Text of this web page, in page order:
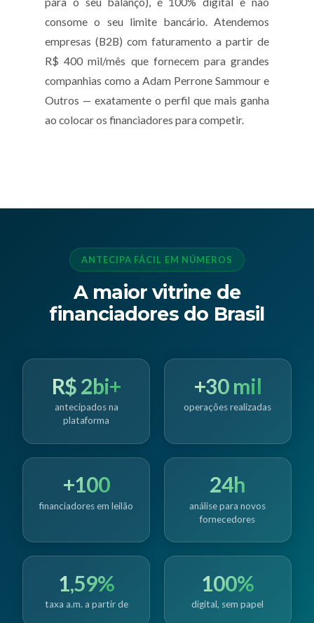
consome o seu limite bancário. Atendemos
empresas (B2B) com faturamento a partir de
R$ 400 mil/mês que fornecem para grandes
companhias como a Adam Perrone Sammour e
Outros — exatamente o perfil que mais ganha
ao colocar os financiadores para competir.
ANTECIPA FÁCIL EM NÚMEROS
A maior vitrine de
financiadores do Brasil
R$ 2bi+
antecipados na
plataforma
+30 mil
operações realizadas
+100
financiadores em leilão
24h
análise para novos
fornecedores
1,59%
taxa a.m. a partir de
100%
digital, sem papel